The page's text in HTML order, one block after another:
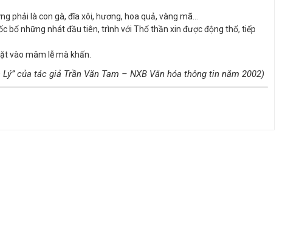
phải là con gà, đĩa xôi, hương, hoa quả, vàng mã…
bổ những nhát đầu tiên, trình với Thổ thần xin được động thổ, tiếp
vào mâm lễ mà khấn.
của tác giả Trần Văn Tam – NXB Văn hóa thông tin năm 2002)